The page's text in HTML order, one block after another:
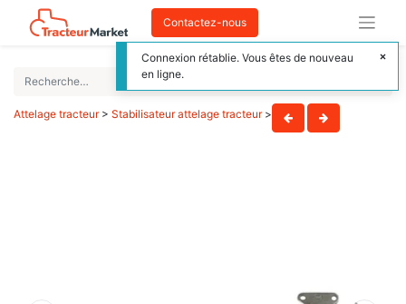
Contactez-nous
Attelage tracteur> Stabilisateur attelage tracteur>
Connexion rétablie. Vous êtes de nouveau
en ligne.